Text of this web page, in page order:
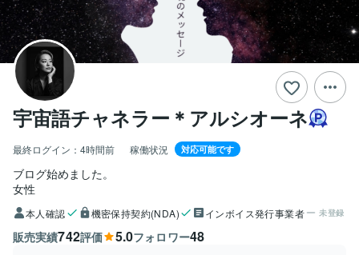
宇宙語チャネラー＊アルシオーネ
最終ログイン： 4時間前 稼働状況 対応可能です
ブログ始めました。
女性
本人確認 機密保持契約(NDA) インボイス発行事業者 未登録
販売実績742評価 5.0フォロワー48